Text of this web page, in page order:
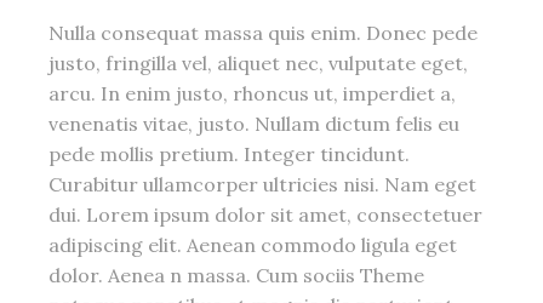
Nulla consequat massa quis enim. Donec pede
justo, fringilla vel, aliquet nec, vulputate eget,
arcu. In enim justo, rhoncus ut, imperdiet a,
venenatis vitae, justo. Nullam dictum felis eu
pede mollis pretium. Integer tincidunt.
Curabitur ullamcorper ultricies nisi. Nam eget
dui. Lorem ipsum dolor sit amet, consectetuer
adipiscing elit. Aenean commodo ligula eget
dolor. Aenea n massa. Cum sociis Theme